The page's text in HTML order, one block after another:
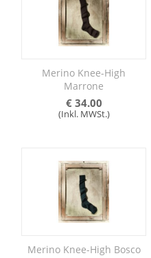
Merino Knee-High
Marrone
€ 34.00
(Inkl. MWSt.)
Merino Knee-High Bosco